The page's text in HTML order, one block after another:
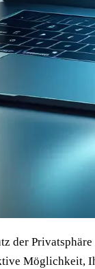
der
Möglichkeit,